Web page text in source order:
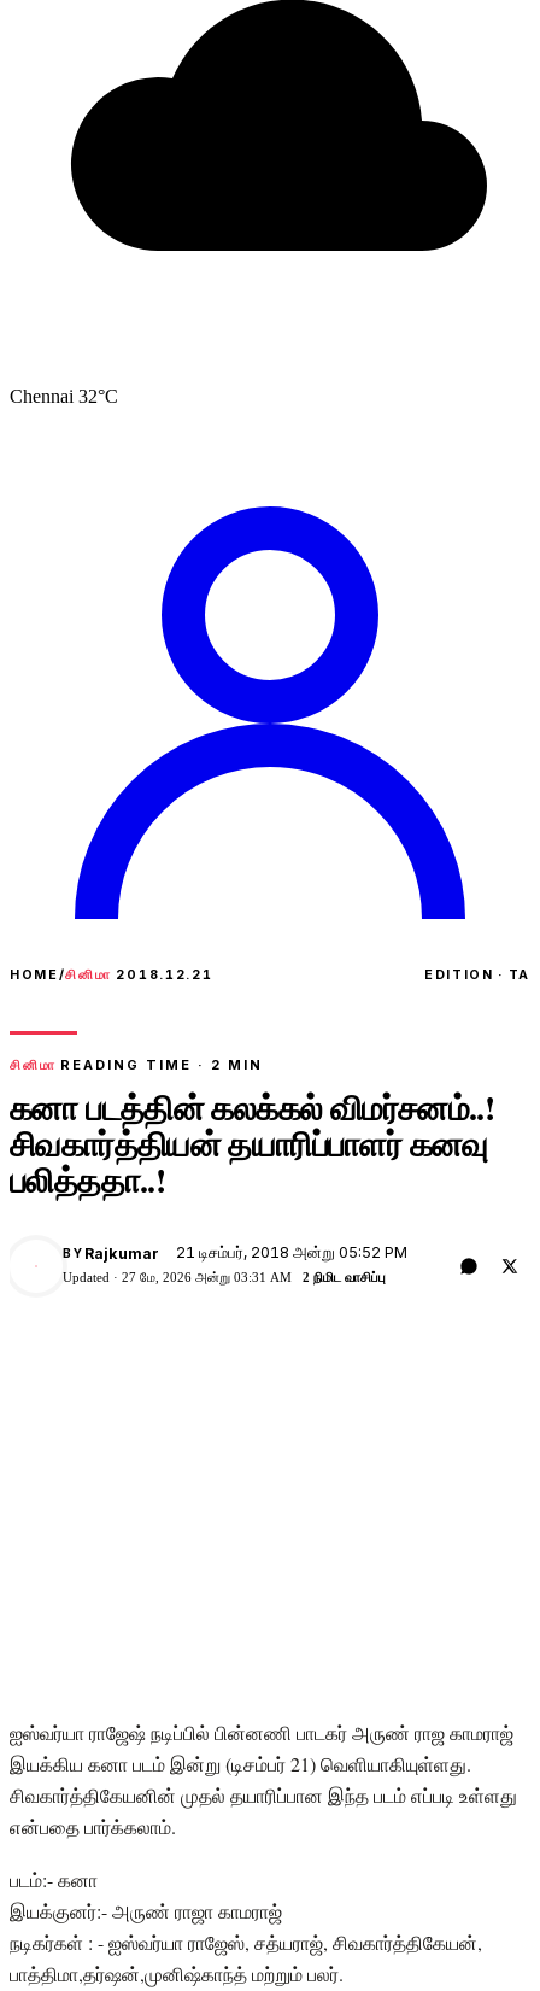
Chennai 32°C
HOME/சினிமா 2018.12.21 EDITION · TA
சினிமா READING TIME · 2 MIN
கனா படத்தின் கலக்கல் விமர்சனம்..!
சிவகார்த்தியன் தயாரிப்பாளர் கனவு
பலித்ததா..!
BY Rajkumar 21 டிசம்பர், 2018 அன்று 05:52 PM
Updated · 27 மே, 2026 அன்று 03:31 AM 2 நிமிட வாசிப்பு
ஐஸ்வர்யா ராஜேஷ் நடிப்பில் பின்னணி பாடகர் அருண் ராஜ காமராஜ்
இயக்கிய கனா படம் இன்று (டிசம்பர் 21) வெளியாகியுள்ளது.
சிவகார்த்திகேயனின் முதல் தயாரிப்பான இந்த படம் எப்படி உள்ளது
என்பதை பார்க்கலாம்.
படம்:- கனா
இயக்குனர்:- அருண் ராஜா காமராஜ்
நடிகர்கள் : - ஐஸ்வர்யா ராஜேஸ், சத்யராஜ், சிவகார்த்திகேயன்,
பாத்திமா,தர்ஷன்,முனிஷ்காந்த் மற்றும் பலர்.